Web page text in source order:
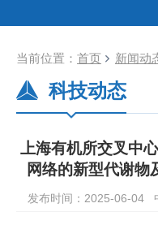
当前位置： 首页 新闻动
科技动态
上海有机所交叉中
网络的新型代谢
发布时间：2025-06-04